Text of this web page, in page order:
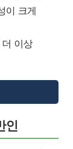
이 크게
더 이상
인